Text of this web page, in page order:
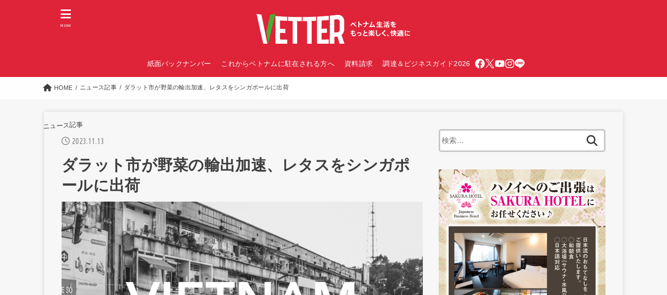
紙面バックナンバー これからベトナムに駐在される方へ 資料請求 調達＆ビジネスガイド2026
MENU
HOME ニュース記事 ダラット市が野菜の輸出加速、レタスをシンガポールに出荷
ニュース記事
2023.11.13
ダラット市が野菜の輸出加速、レタスをシンガポ
ールに出荷